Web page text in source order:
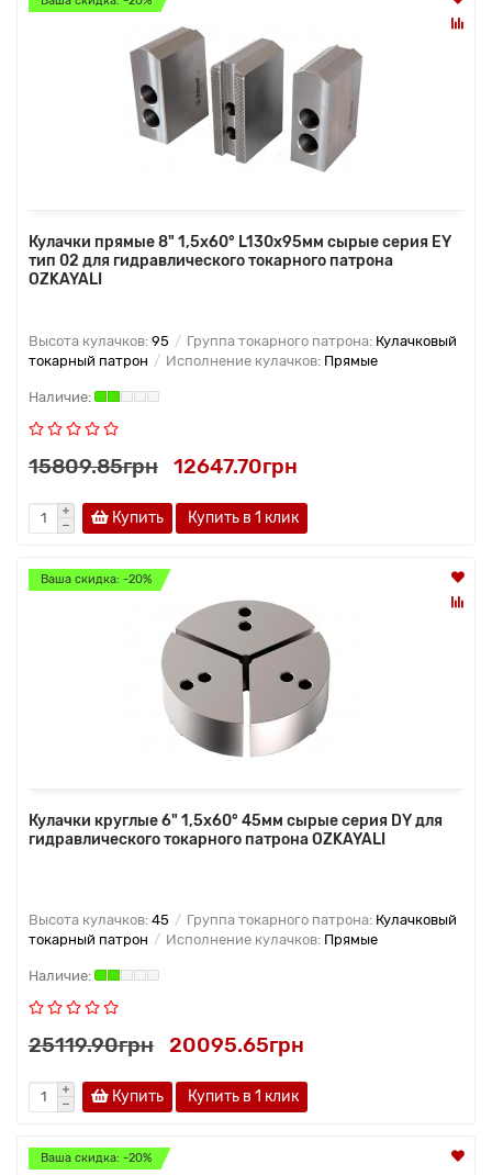
Кулачки прямые 8" 1,5x60° L130x95мм сырые серия EY
тип 02 для гидравлического токарного патрона
OZKAYALI
Высота кулачков: 95 Группа токарного патрона: Кулачковый
токарный патрон
Исполнение кулачков: Прямые
15809.85грн 12647.70грн
Купить Купить в 1 клик
Ваша скидка: -20%
Кулачки круглые 6" 1,5x60° 45мм сырые серия DY для
гидравлического токарного патрона OZKAYALI
Высота кулачков: 45 Группа токарного патрона: Кулачковый
токарный патрон
Исполнение кулачков: Прямые
25119.90грн 20095.65грн
Купить Купить в 1 клик
Ваша скидка: -20%